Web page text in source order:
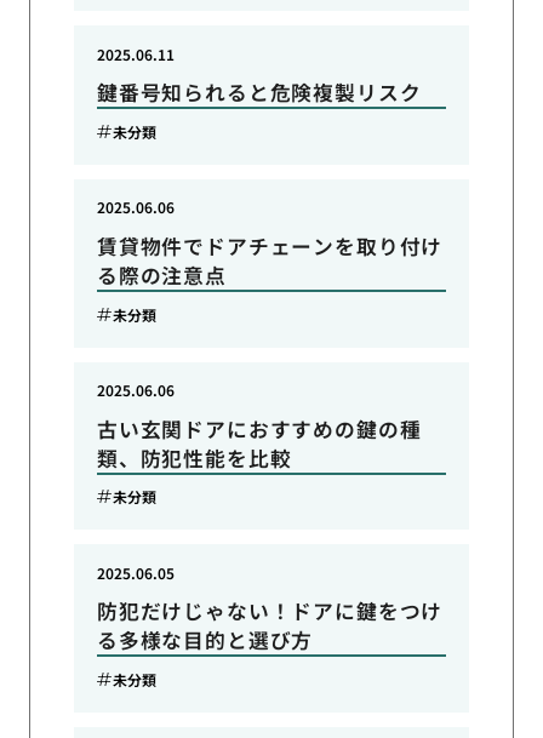
鍵番号知られると危険複製リスク
2025.06.11
未分類
賃貸物件でドアチェーンを取り付け
る際の注意点
2025.06.06
未分類
古い玄関ドアにおすすめの鍵の種
類、防犯性能を比較
2025.06.06
未分類
防犯だけじゃない！ドアに鍵をつけ
る多様な目的と選び方
2025.06.05
未分類